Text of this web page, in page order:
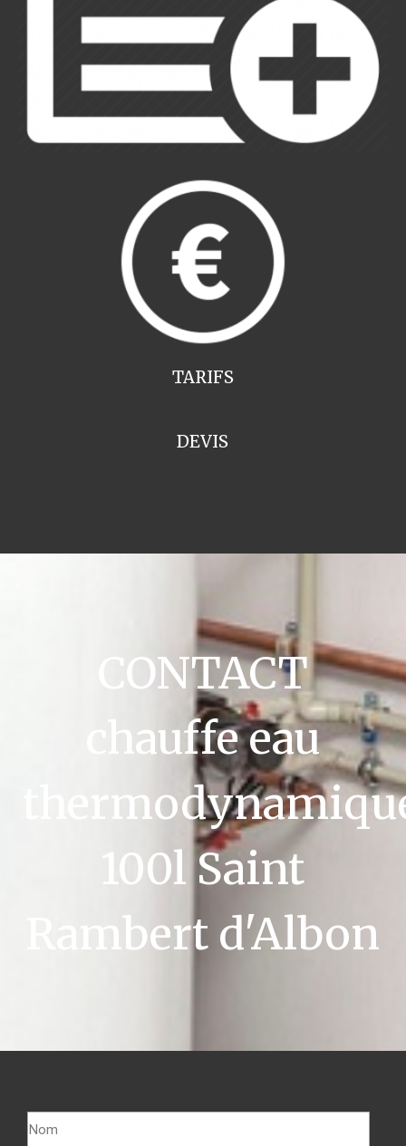
TARIFS
DEVIS
CONTACT
chauffe eau
100l Saint
Rambert d'Albon